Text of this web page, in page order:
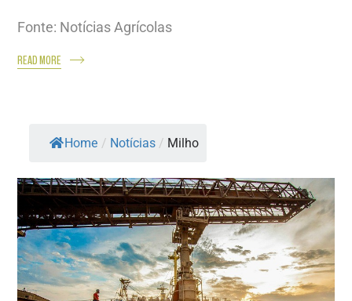
Fonte: Notícias Agrícolas
READ MORE
Home / Notícias / Milho